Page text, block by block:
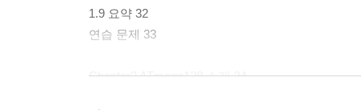
1.9 요약 32
연습 문제 33
Chapter2 ATmega128 소개 34